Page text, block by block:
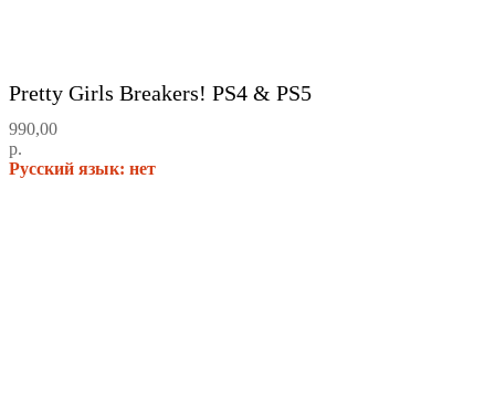
Pretty Girls Breakers! PS4 & PS5
990,00
р.
Русский язык: нет